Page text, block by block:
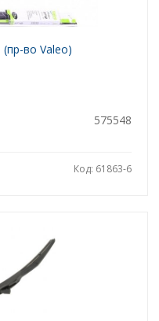
во Valeo)
575548
Код: 61863-6